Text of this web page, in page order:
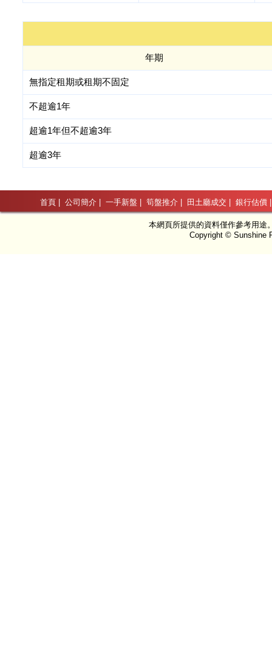
年期
無指定租期或租期不固定
不超逾1年
超逾1年但不超逾3年
超逾3年
首頁| 公司簡介| 一手新盤| 筍盤推介| 田土廳成交 銀行估價
本網頁所提供的資料僅作參考用途
Copyright © Sunshine